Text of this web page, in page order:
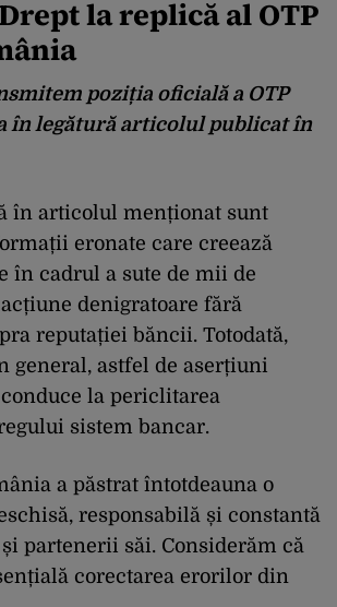
Drept la replică al OTP
poziția oficială a OTP
în legătură articolul publicat în
în articolul menționat sunt
eronate care creează
în cadrul a sute de mii de
denigratoare fără
reputației băncii. Totodată,
general, astfel de aserțiuni
la periclitarea
sistem bancar.
a păstrat întotdeauna o
responsabilă și constantă
partenerii săi. Considerăm că
corectarea erorilor din